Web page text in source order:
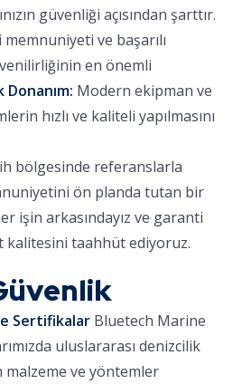
güvenliği açısından şarttır.
ve başarılı
en önemli
Donanım: Modern ekipman ve
hızlı ve kaliteli yapılmasını
bölgesinde referanslarla
ön planda tutan bir
işin arkasındayız ve garanti
kalitesini taahhüt ediyoruz.
Sertifikalar Bluetech Marine
uluslararası denizcilik
ve yöntemler